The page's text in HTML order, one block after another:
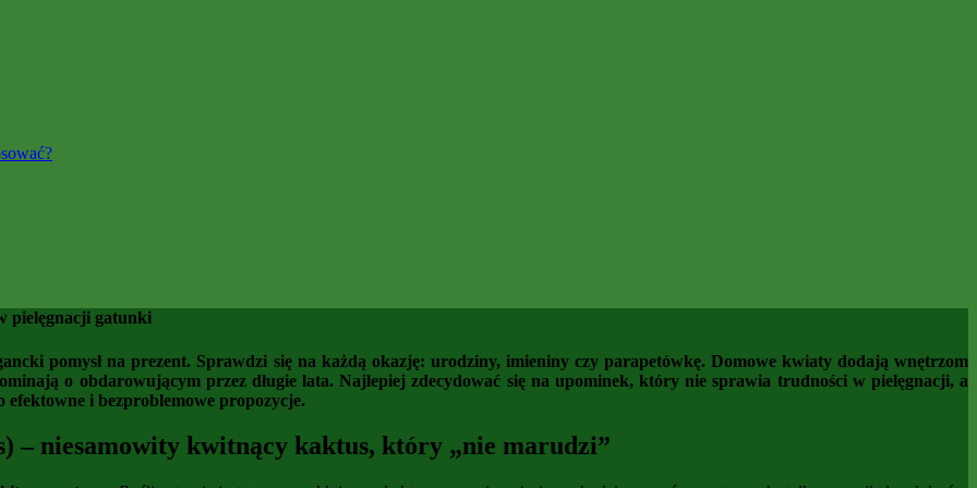
pielęgnacji gatunki
pomysł na prezent. Sprawdzi się na każdą okazję: urodziny, imieniny czy parapetówkę. Domowe kwiaty dodają wnętrzom
o obdarowującym przez długie lata. Najlepiej zdecydować się na upominek, który nie sprawia trudności w pielęgnacji, a
i bezproblemowe propozycje.
– niesamowity kwitnący kaktus, który „nie marudzi”